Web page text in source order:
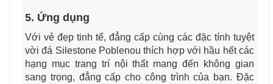
5. Ứng dụng
Với vẻ đẹp tinh tế, đẳng cấp cùng các đặc tính tuyệt
vời đá Silestone Poblenou thích hợp với hầu hết các
hạng mục trang trí nội thất mang đến không gian
sang trọng, đẳng cấp cho công trình của bạn. Đặc